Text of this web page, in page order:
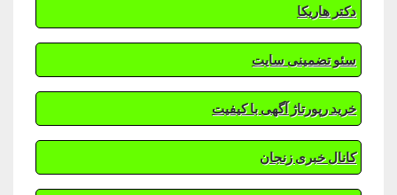
دکتر هاریکا
سئو تضمینی سایت
خرید رپورتاژ آگهی با کیفیت
کانال خبری زنجان